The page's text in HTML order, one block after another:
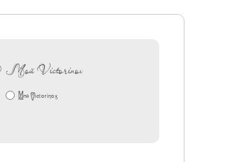
Мой Victorinox
Мой Victorinox